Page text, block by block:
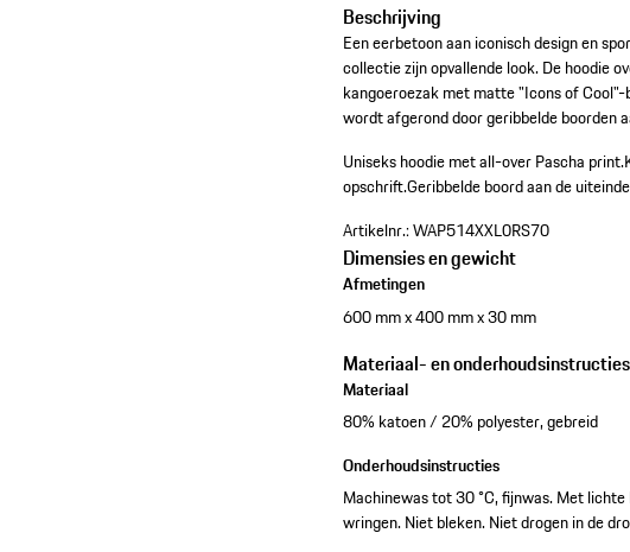
Beschrijving
Een eerbetoon aan iconisch design en
collectie zijn opvallende look. De hoodie
kangoeroezak met matte "Icons of
wordt afgerond door geribbelde boorden
Uniseks hoodie met all-over Pascha print.
opschrift.Geribbelde boord aan de
Artikelnr.:WAP514XXL0RS70
Dimensies en gewicht
Afmetingen
600 mm x 400 mm x 30 mm
Materiaal- en onderhoudsinstructies
Materiaal
80% katoen / 20% polyester, gebreid
Onderhoudsinstructies
Machinewas tot 30 °C, fijnwas. Met
wringen. Niet bleken. Niet drogen in de